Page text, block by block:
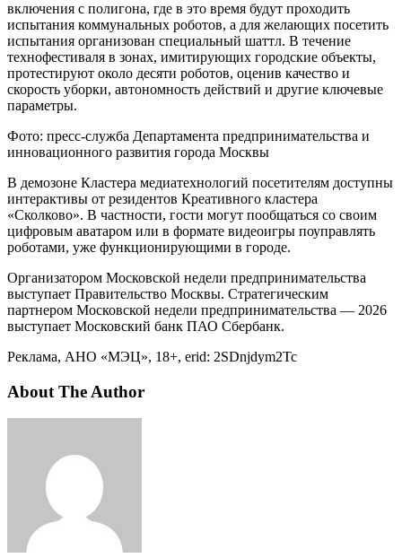
включения с полигона, где в это время будут проходить
испытания коммунальных роботов, а для желающих посетить
испытания организован специальный шаттл. В течение
технофестиваля в зонах, имитирующих городские объекты,
протестируют около десяти роботов, оценив качество и
скорость уборки, автономность действий и другие ключевые
параметры.
Фото: пресс-служба Департамента предпринимательства и
инновационного развития города Москвы
В демозоне Кластера медиатехнологий посетителям доступны
интерактивы от резидентов Креативного кластера
«Сколково». В частности, гости могут пообщаться со своим
цифровым аватаром или в формате видеоигры поуправлять
роботами, уже функционирующими в городе.
Организатором Московской недели предпринимательства
выступает Правительство Москвы. Стратегическим
партнером Московской недели предпринимательства — 2026
выступает Московский банк ПАО Сбербанк.
Реклама, АНО «МЭЦ», 18+, erid: 2SDnjdym2Tc
About The Author